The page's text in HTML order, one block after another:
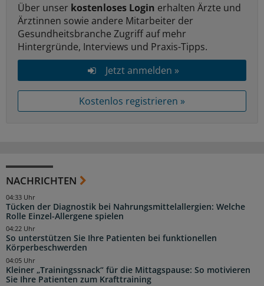
Über unser kostenloses Login erhalten Ärzte und
Ärztinnen sowie andere Mitarbeiter der
Gesundheitsbranche Zugriff auf mehr
Hintergründe, Interviews und Praxis-Tipps.
Jetzt anmelden »
Kostenlos registrieren »
NACHRICHTEN
Tücken der Diagnostik bei Nahrungsmittelallergien: Welche
Rolle Einzel-Allergene spielen
04:33 Uhr
So unterstützen Sie Ihre Patienten bei funktionellen
Körperbeschwerden
04:22 Uhr
Kleiner „Trainingssnack“ für die Mittagspause: So motivieren
Sie Ihre Patienten zum Krafttraining
04:05 Uhr